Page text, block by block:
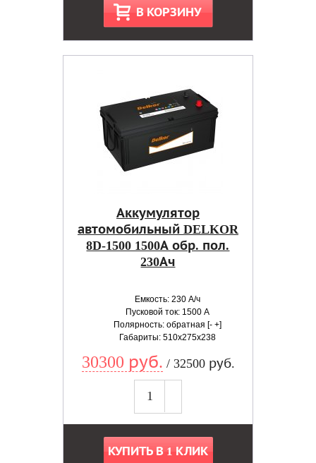
В КОРЗИНУ
Аккумулятор
автомобильный DELKOR
8D-1500 1500А обр. пол.
230Ач
Емкость: 230 А/ч
Пусковой ток: 1500 А
Полярность: обратная [- +]
Габариты: 510x275x238
30300 руб. / 32500 руб.
КУПИТЬ В 1 КЛИК